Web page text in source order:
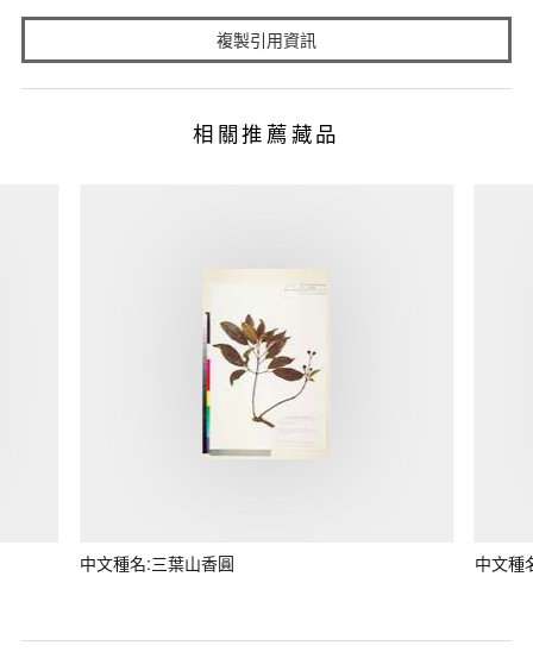
複製引用資訊
相關推薦藏品
中文種名:三葉山香圓 中文種